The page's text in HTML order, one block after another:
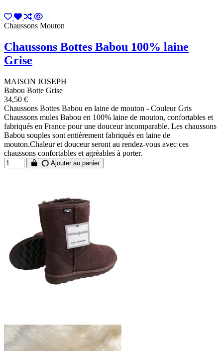
Chaussons Mouton
Chaussons Bottes Babou 100% laine
Grise
MAISON JOSEPH
Babou Botte Grise
34,50 €
Chaussons Bottes Babou en laine de mouton - Couleur Gris
Chaussons mules Babou en 100% laine de mouton, confortables et
fabriqués en France pour une douceur incomparable. Les chaussons
Babou souples sont entièrement fabriqués en laine de
mouton.Chaleur et douceur seront au rendez-vous avec ces
chaussons confortables et agréables à porter.
Ajouter au panier